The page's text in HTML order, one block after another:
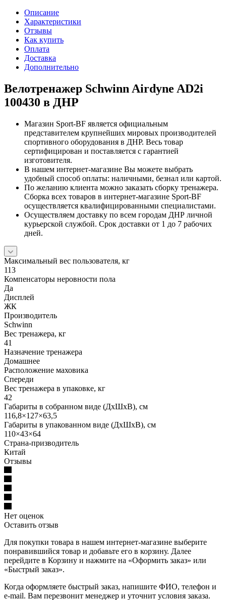
Описание
Характеристики
Отзывы
Как купить
Оплата
Доставка
Дополнительно
Велотренажер Schwinn Airdyne AD2i
100430 в ДНР
Магазин Sport-BF является официальным
представителем крупнейших мировых производителей
спортивного оборудования в ДНР. Весь товар
сертифицирован и поставляется с гарантией
изготовителя.
В нашем интернет-магазине Вы можете выбрать
удобный способ оплаты: наличными, безнал или картой.
По желанию клиента можно заказать сборку тренажера.
Сборка всех товаров в интернет-магазине Sport-BF
осуществляется квалифицированными специалистами.
Осуществляем доставку по всем городам ДНР личной
курьерской службой. Срок доставки от 1 до 7 рабочих
дней.
Максимальный вес пользователя, кг
113
Компенсаторы неровности пола
Да
Дисплей
ЖК
Производитель
Schwinn
Вес тренажера, кг
41
Назначение тренажера
Домашнее
Расположение маховика
Спереди
Вес тренажера в упаковке, кг
42
Габариты в собранном виде (ДхШхВ), см
116,8×127×63,5
Габариты в упакованном виде (ДхШхВ), см
110×43×64
Страна-призводитель
Китай
Отзывы
Нет оценок
Оставить отзыв
Для покупки товара в нашем интернет-магазине выберите
понравившийся товар и добавьте его в корзину. Далее
перейдите в Корзину и нажмите на «Оформить заказ» или
«Быстрый заказ».
Когда оформляете быстрый заказ, напишите ФИО, телефон и
e-mail. Вам перезвонит менеджер и уточнит условия заказа.